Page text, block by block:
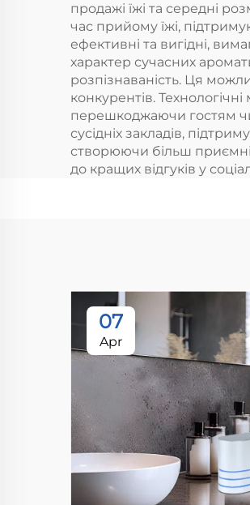
продажі їжі та середні
час прийому їжі,
ефективні та вигідні,
характер сучасних
розпізнаваність. Ця
конкурентів.
перешкоджаючи гостям
сусідніх закладів,
створюючи більш
до кращих відгуків у
07
Apr